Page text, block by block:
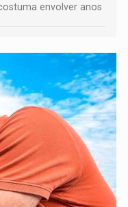
envolver anos